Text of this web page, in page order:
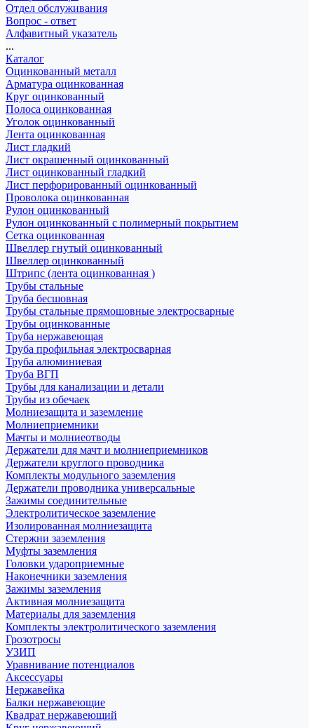
Отдел обслуживания
Вопрос - ответ
Алфавитный указатель
...
Каталог
Оцинкованный металл
Арматура оцинкованная
Круг оцинкованный
Полоса оцинкованная
Уголок оцинкованный
Лента оцинкованная
Лист гладкий
Лист окрашенный оцинкованный
Лист оцинкованный гладкий
Лист перфорированный оцинкованный
Проволока оцинкованная
Рулон оцинкованный
Рулон оцинкованный с полимерный покрытием
Сетка оцинкованная
Швеллер гнутый оцинкованный
Швеллер оцинкованный
Штрипс (лента оцинкованная )
Трубы стальные
Труба бесшовная
Трубы стальные прямошовные электросварные
Трубы оцинкованные
Труба нержавеющая
Труба профильная электросварная
Труба алюминиевая
Труба ВГП
Трубы для канализации и детали
Трубы из обечаек
Молниезащита и заземление
Молниеприемники
Мачты и молниеотводы
Держатели для мачт и молниеприемников
Держатели круглого проводника
Комплекты модульного заземления
Держатели проводника универсальные
Зажимы соединительные
Электролитическое заземление
Изолированная молниезащита
Стержни заземления
Муфты заземления
Головки удароприемные
Наконечники заземления
Зажимы заземления
Активная молниезащита
Материалы для заземления
Комплекты электролитического заземления
Грозотросы
УЗИП
Уравнивание потенциалов
Аксессуары
Нержавейка
Балки нержавеющие
Квадрат нержавеющий